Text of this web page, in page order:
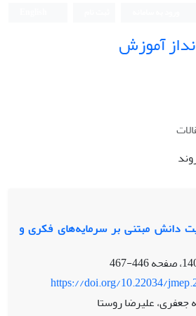
آموزش
دانش مبتنی بر سرمایه‌های فکری و
446-467
https://doi.org/10.22034/
علیرضا روستا